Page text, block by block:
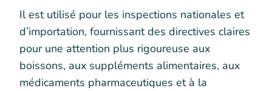
Il est utilisé pour les inspections nationales et
d’importation, fournissant des directives claires
pour une attention plus rigoureuse aux
boissons, aux suppléments alimentaires, aux
médicaments pharmaceutiques et à la